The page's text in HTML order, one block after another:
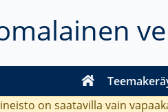
on saatavilla vain